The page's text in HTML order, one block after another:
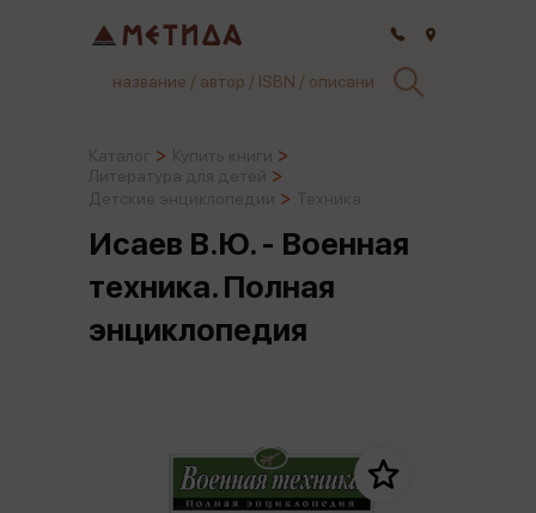
Исаев В.Ю. - Военная
техника. Полная
энциклопедия